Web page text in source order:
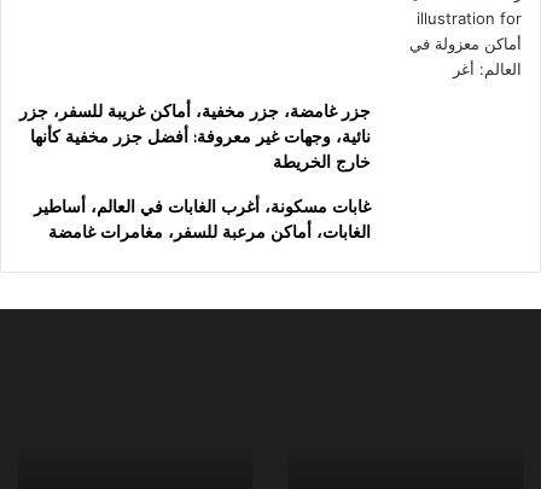
جزر غامضة، جزر مخفية، أماكن غريبة للسفر، جزر
نائية، وجهات غير معروفة: أفضل جزر مخفية كأنها
خارج الخريطة
غابات مسكونة، أغرب الغابات في العالم، أساطير
الغابات، أماكن مرعبة للسفر، مغامرات غامضة